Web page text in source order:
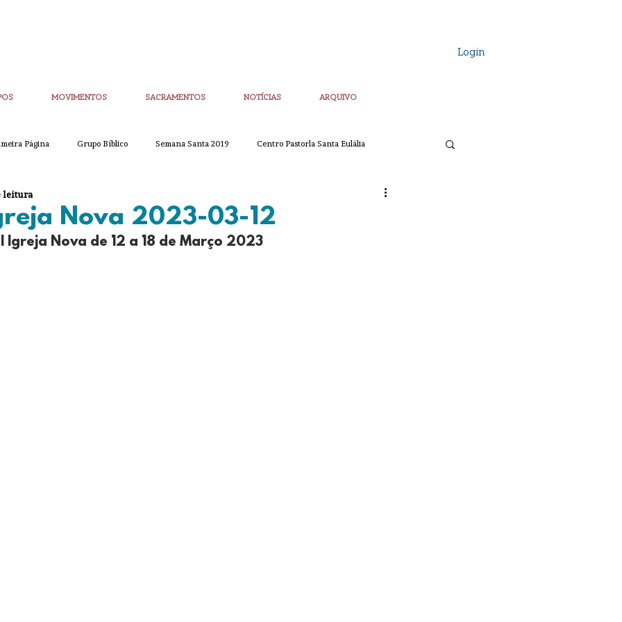
Login
MOVIMENTOS SACRAMENTOS NOTÍCIAS ARQUIVO
Página Grupo Bíblico Semana Santa 2019 Centro Pastorla Santa Eulália
Igreja Nova
Nova 2023-03-12
leitura
Igreja Nova de 12 a 18 de Março 2023